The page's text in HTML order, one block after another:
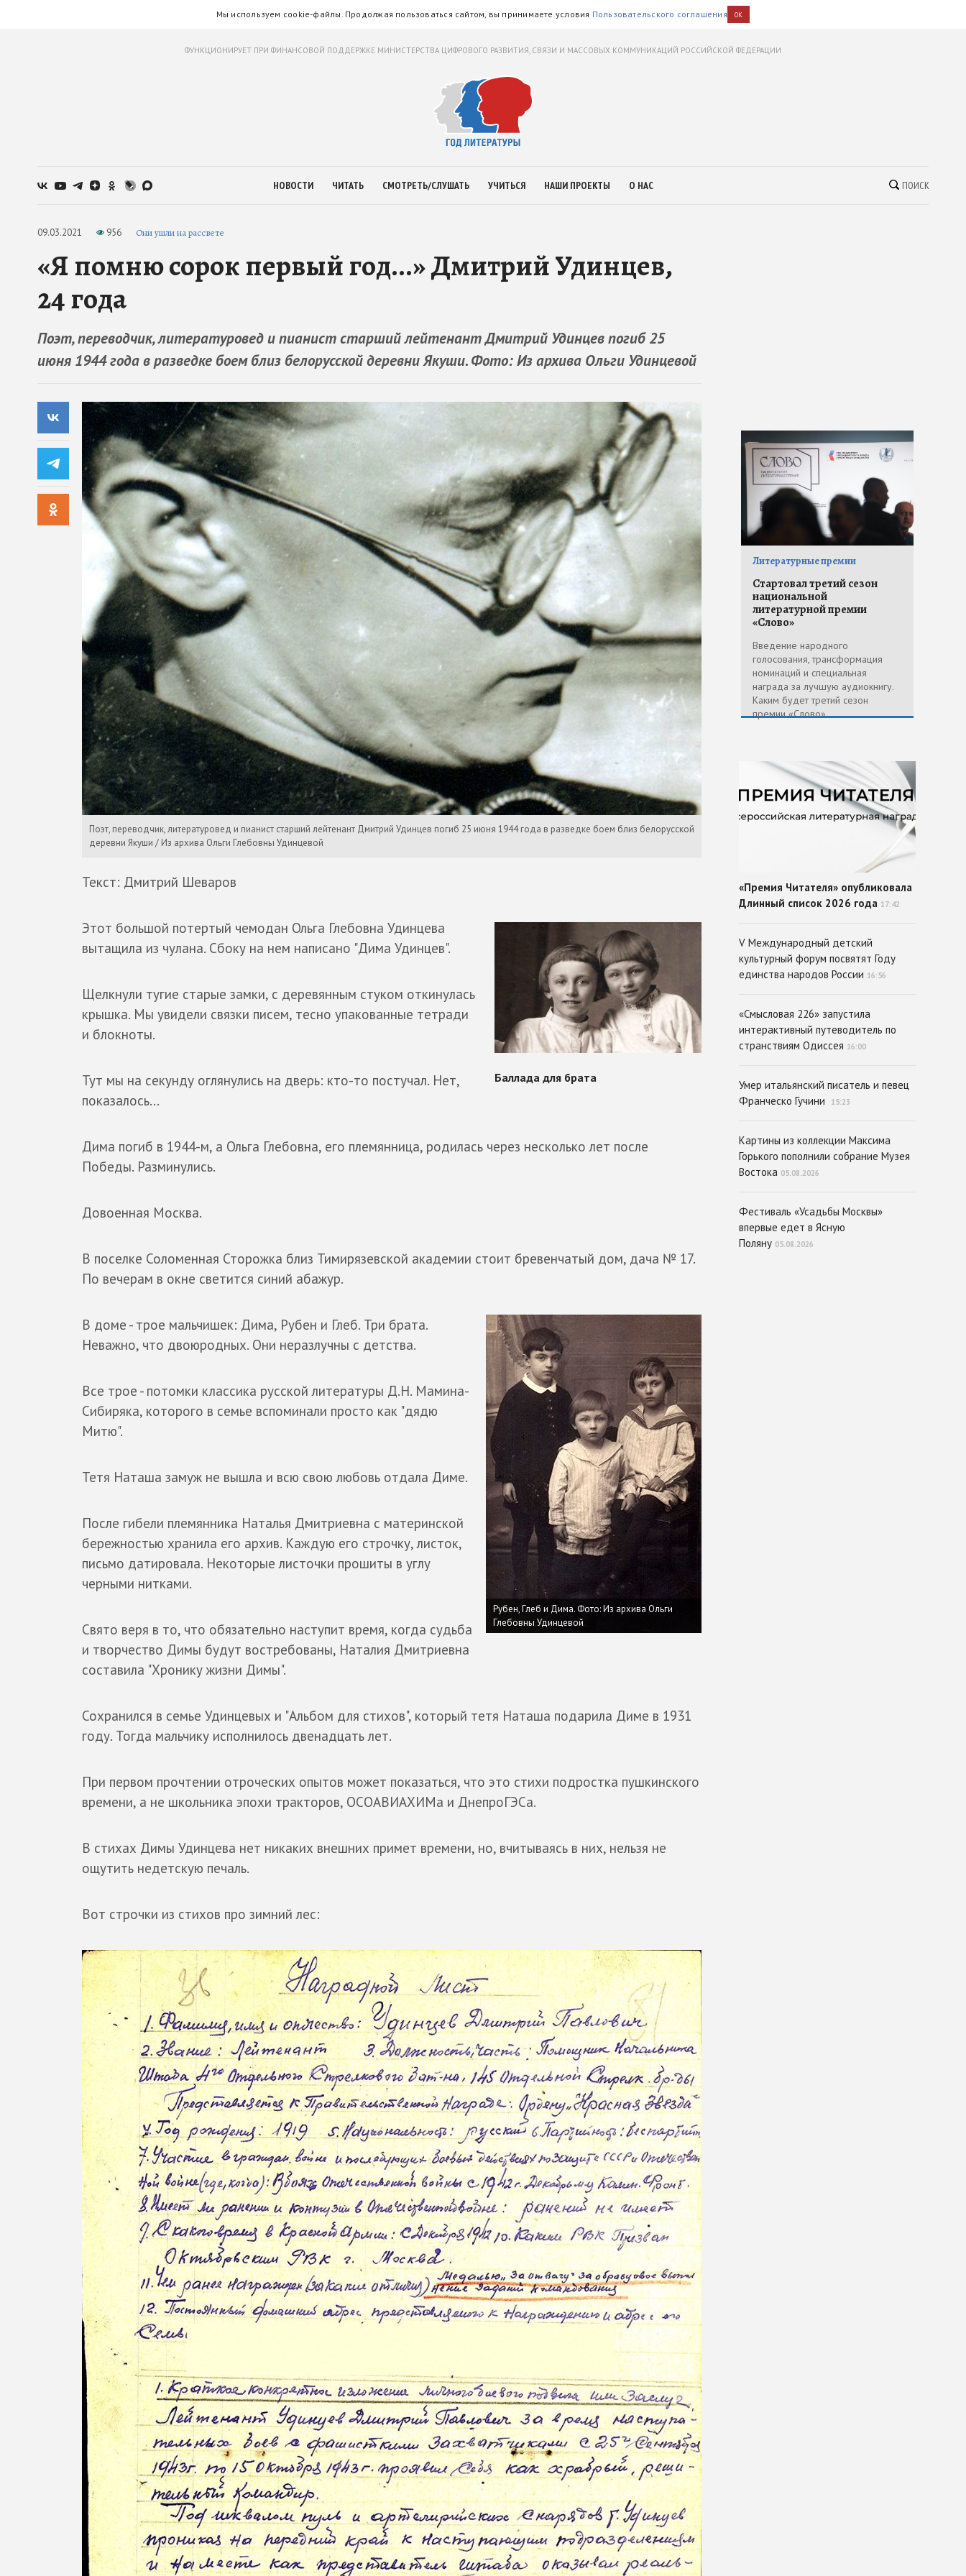
Мы используем cookie-файлы. Продолжая пользоваться сайтом, вы принимаете условия Пользовательского соглашения OK
ФУНКЦИОНИРУЕТ ПРИ ФИНАНСОВОЙ ПОДДЕРЖКЕ МИНИСТЕРСТВА ЦИФРОВОГО РАЗВИТИЯ, СВЯЗИ И МАССОВЫХ КОММУНИКАЦИЙ РОССИЙСКОЙ ФЕДЕРАЦИИ
НОВОСТИ ЧИТАТЬ СМОТРЕТЬ/СЛУШАТЬ УЧИТЬСЯ НАШИ ПРОЕКТЫ О НАС ПОИСК
09.03.2021 956 Они ушли на рассвете
«Я помню сорок первый год...» Дмитрий Удинцев,
24 года
Поэт, переводчик, литературовед и пианист старший лейтенант Дмитрий Удинцев погиб 25
июня 1944 года в разведке боем близ белорусской деревни Якуши. Фото: Из архива Ольги Удинцевой
Поэт, переводчик, литературовед и пианист старший лейтенант Дмитрий Удинцев погиб 25 июня 1944 года в разведке боем близ белорусской
деревни Якуши / Из архива Ольги Глебовны Удинцевой
Текст: Дмитрий Шеваров
Этот большой потертый чемодан Ольга Глебовна Удинцева
вытащила из чулана. Сбоку на нем написано "Дима Удинцев".
Щелкнули тугие старые замки, с деревянным стуком откинулась
крышка. Мы увидели связки писем, тесно упакованные тетради
и блокноты.
Тут мы на секунду оглянулись на дверь: кто-то постучал. Нет,
показалось...
Дима погиб в 1944-м, а Ольга Глебовна, его племянница, родилась через несколько лет после
Победы. Разминулись.
Довоенная Москва.
В поселке Соломенная Сторожка близ Тимирязевской академии стоит бревенчатый дом, дача № 17.
По вечерам в окне светится синий абажур.
Рубен, Глеб и Дима.Фото: Из архива Ольги
Глебовны Удинцевой
В доме - трое мальчишек: Дима, Рубен и Глеб. Три брата.
Неважно, что двоюродных. Они неразлучны с детства.
Все трое - потомки классика русской литературы Д.Н. Мамина-
Сибиряка, которого в семье вспоминали просто как "дядю
Митю".
Тетя Наташа замуж не вышла и всю свою любовь отдала Диме.
После гибели племянника Наталья Дмитриевна с материнской
бережностью хранила его архив. Каждую его строчку, листок,
письмо датировала. Некоторые листочки прошиты в углу
черными нитками.
Свято веря в то, что обязательно наступит время, когда судьба
и творчество Димы будут востребованы, Наталия Дмитриевна
составила "Хронику жизни Димы".
Сохранился в семье Удинцевых и "Альбом для стихов", который тетя Наташа подарила Диме в 1931
году. Тогда мальчику исполнилось двенадцать лет.
При первом прочтении отроческих опытов может показаться, что это стихи подростка пушкинского
времени, а не школьника эпохи тракторов, ОСОАВИАХИМа и ДнепроГЭСа.
В стихах Димы Удинцева нет никаких внешних примет времени, но, вчитываясь в них, нельзя не
ощутить недетскую печаль.
Вот строчки из стихов про зимний лес:
Литературные премии
Стартовал третий сезон
национальной
литературной премии
«Слово»
Введение народного
голосования, трансформация
номинаций и специальная
награда за лучшую аудиокнигу.
Каким будет третий сезон
премии «Слово»
«Премия Читателя» опубликовала
Длинный список 2026 года 17:42
V Международный детский
культурный форум посвятят Году
единства народов России 16:56
«Смысловая 226» запустила
интерактивный путеводитель по
странствиям Одиссея 16:00
Умер итальянский писатель и певец
Франческо Гучини
15:23
Картины из коллекции Максима
Горького пополнили собрание Музея
Востока 05.08.2026
Фестиваль «Усадьбы Москвы»
впервые едет в Ясную
Поляну 05.08.2026